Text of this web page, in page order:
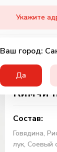
Укажите
Ваш город:
Да
Кимчи
Состав:
Говядина,
лук, Соевый